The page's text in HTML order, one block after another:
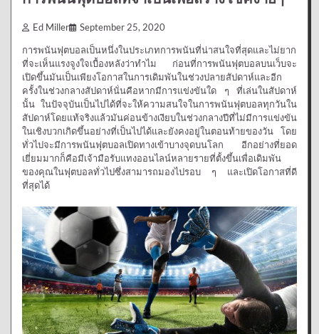
Ed Miller September 25, 2020
การพนันฟุตบอลเป็นหนึ่งในประเภทการพนันที่น่าสนใจที่สุดและไม่ยาก
ที่จะเห็นแรงจูงใจเบื้องหลังว่าทำไม ก่อนที่การพนันฟุตบอลบนเว็บจะ
เปิดขึ้นมันเป็นเพียงโอกาสในการเดิมพันในช่วงปลายสัปดาห์และอีก
ครั้งในช่วงกลางสัปดาห์นั่นคือหากมีการแข่งขันใด ๆ ที่เล่นในสัปดาห์
นั้น ในปัจจุบันเป็นไปได้ที่จะให้ความสนใจในการพนันฟุตบอลทุกวันใน
สัปดาห์โดยแท้จริงแล้วมันค่อนข้างเงียบในช่วงกลางปีที่ไม่มีการแข่งขัน
ในเชิงบวกเกิดขึ้นอย่างที่เป็นไปได้และยังคงอยู่ในตอนท้ายของวัน โดย
ทั่วไปจะมีการพนันฟุตบอลเปิดทางเข้าบางจุดบนโลก อีกอย่างที่ยอด
เยี่ยมมากก็คือมีเจ้ามือรับแทงออนไลน์หลายรายที่ตั้งขึ้นเพื่อเดิมพัน
ของคุณในฟุตบอลทั่วไปซึ่งสามารถมองไปรอบ ๆ และเปิดโอกาสที่ดี
ที่สุดได้